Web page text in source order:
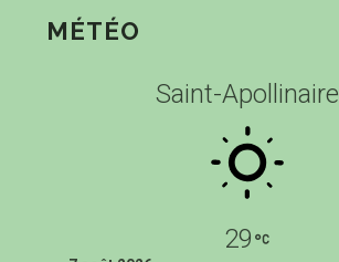
MÉTÉO
Saint-Apollinaire
29